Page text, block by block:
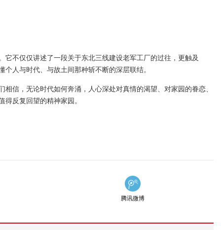
不仅仅讲述了一段关于东北三线建设老军工厂的过往，更触及
人与时代、与故土间那种斩不断的深层联结。
，无论时代如何奔涌，人心深处对真情的渴望、对家园的眷恋、
反复回望的精神家园。
腾讯微博